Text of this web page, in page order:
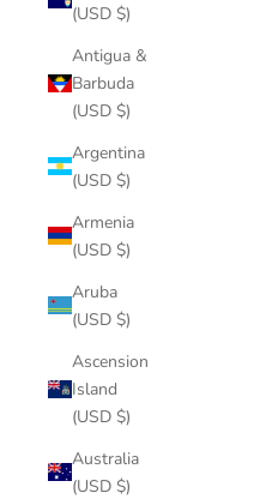
(USD $)
Antigua &
Barbuda
(USD $)
Argentina
(USD $)
Armenia
(USD $)
Aruba
(USD $)
Ascension
Island
(USD $)
Australia
(USD $)